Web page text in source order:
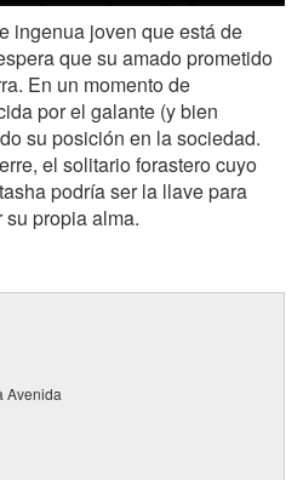
ingenua joven que está de
que su amado prometido
En un momento de
por el galante (y bien
su posición en la sociedad.
el solitario forastero cuyo
podría ser la llave para
propia alma.
Avenida